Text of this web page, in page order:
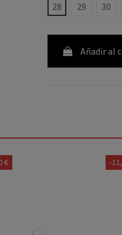
28
29 30
Añadir al
€ -